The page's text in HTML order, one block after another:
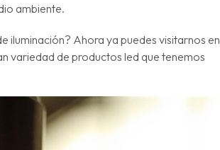
ambiente.
iluminación? Ahora ya puedes visitarnos en
variedad de productos led que tenemos